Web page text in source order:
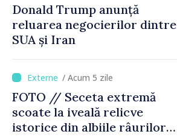
Donald Trump anunță
reluarea negocierilor dintre
SUA și Iran
/ Acum 5 zile
FOTO // Seceta extremă
scoate la iveală relicve
istorice din albiile râurilor